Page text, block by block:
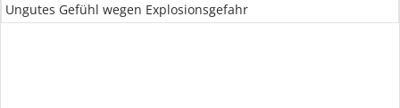
Ungutes Gefühl wegen Explosionsgefahr